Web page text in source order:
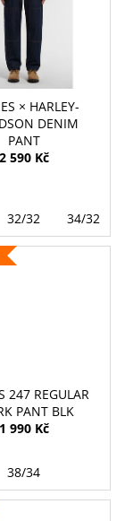
× HARLEY-
DENIM
PANT
2 590 Kč
32/32 34/32
247 REGULAR
PANT BLK
1 990 Kč
38/34